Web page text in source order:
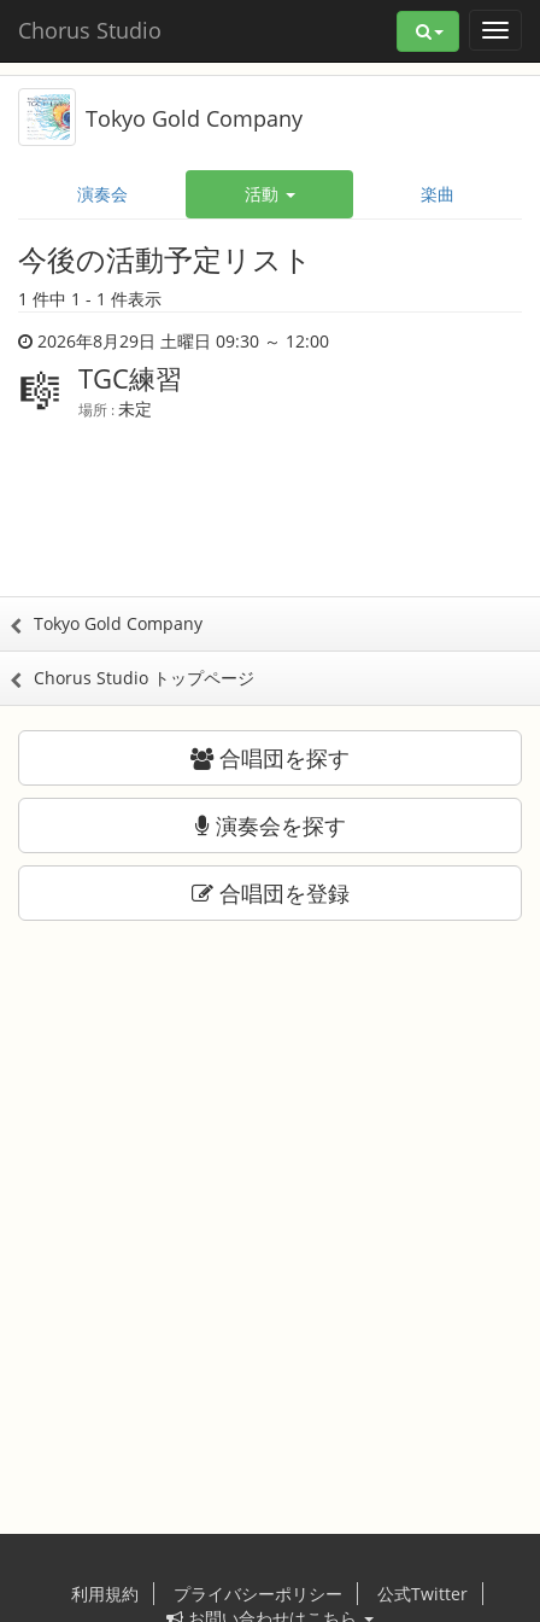
Chorus Studio
Tokyo Gold Company
演奏会 活動 楽曲
今後の活動予定リスト
1 件中 1 - 1 件表示
2026年8月29日 土曜日 09:30 ～ 12:00
🎼 TGC練習
場所 :未定
Tokyo Gold Company
Chorus Studio トップページ
合唱団を探す
演奏会を探す
合唱団を登録
利用規約 プライバシーポリシー
公式Twitter